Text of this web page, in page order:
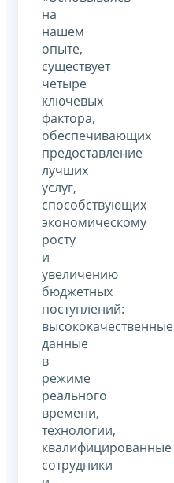
на
нашем
опыте,
существует
четыре
ключевых
фактора,
обеспечивающих
предоставление
лучших
услуг,
способствующих
экономическому
росту
и
увеличению
бюджетных
поступлений:
высококачественные
данные
в
режиме
реального
времени,
технологии,
квалифицированные
сотрудники